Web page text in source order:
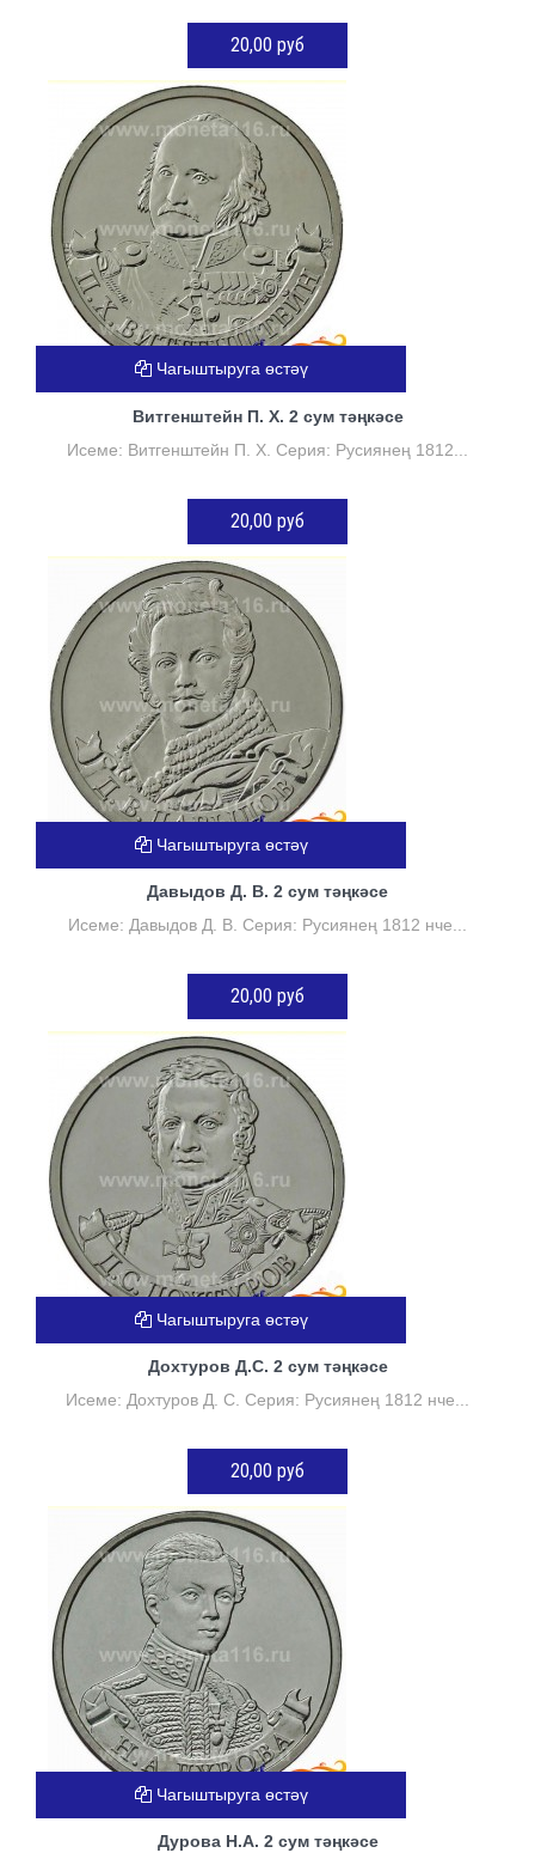
20,00 руб
КӘРҖИНГӘ ӨСТӘҮ
Витгенштейн П. Х. 2 сум тәңкәсе
Исеме: Витгенштейн П. Х. Серия: Русиянең 1812...
20,00 руб
КӘРҖИНГӘ ӨСТӘҮ
Чагыштыруга өстәү
Давыдов Д. В. 2 сум тәңкәсе
Исеме: Давыдов Д. В. Серия: Русиянең 1812 нче...
20,00 руб
КӘРҖИНГӘ ӨСТӘҮ
Чагыштыруга өстәү
Дохтуров Д.С. 2 сум тәңкәсе
Исеме: Дохтуров Д. С. Серия: Русиянең 1812 нче...
20,00 руб
КӘРҖИНГӘ ӨСТӘҮ
Чагыштыруга өстәү
Дурова Н.А. 2 сум тәңкәсе
Чагыштыруга өстәү